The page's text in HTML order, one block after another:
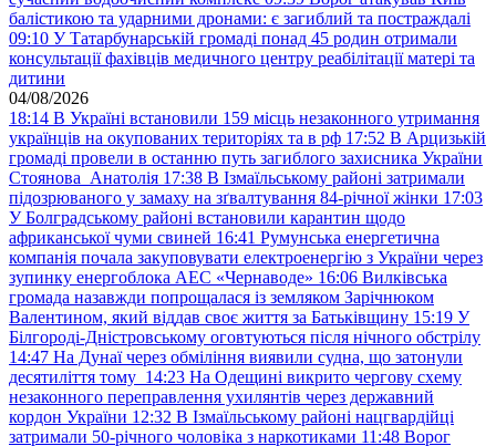
балістикою та ударними дронами: є загиблий та постраждалі
09:10 У Татарбунарській громаді понад 45 родин отримали
консультації фахівців медичного центру реабілітації матері та
дитини
04/08/2026
18:14 В Україні встановили 159 місць незаконного утримання
українців на окупованих територіях та в рф 17:52 В Арцизькій
громаді провели в останню путь загиблого захисника України
Стоянова Анатолія 17:38 В Ізмаїльському районі затримали
підозрюваного у замаху на зґвалтування 84-річної жінки 17:03
У Болградському районі встановили карантин щодо
африканської чуми свиней 16:41 Румунська енергетична
компанія почала закуповувати електроенергію з України через
зупинку енергоблока АЕС «Чернаводе» 16:06 Вилківська
громада назавжди попрощалася із земляком Зарічнюком
Валентином, який віддав своє життя за Батьківщину 15:19 У
Білгороді-Дністровському оговтуються після нічного обстрілу
14:47 На Дунаї через обміління виявили судна, що затонули
десятиліття тому 14:23 На Одещині викрито чергову схему
незаконного переправлення ухилянтів через державний
кордон України 12:32 В Ізмаїльському районі нацгвардійці
затримали 50-річного чоловіка з наркотиками 11:48 Ворог